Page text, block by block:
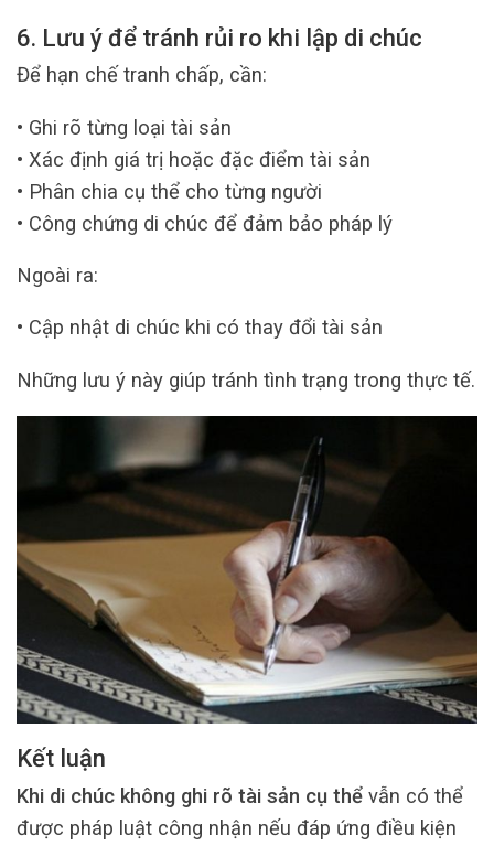
6. Lưu ý để tránh rủi ro khi lập di chúc
Để hạn chế tranh chấp, cần:
• Ghi rõ từng loại tài sản
• Xác định giá trị hoặc đặc điểm tài sản
• Phân chia cụ thể cho từng người
• Công chứng di chúc để đảm bảo pháp lý
Ngoài ra:
• Cập nhật di chúc khi có thay đổi tài sản
Những lưu ý này giúp tránh tình trạng trong thực tế.
Kết luận
Khi di chúc không ghi rõ tài sản cụ thể vẫn có thể
được pháp luật công nhận nếu đáp ứng điều kiện